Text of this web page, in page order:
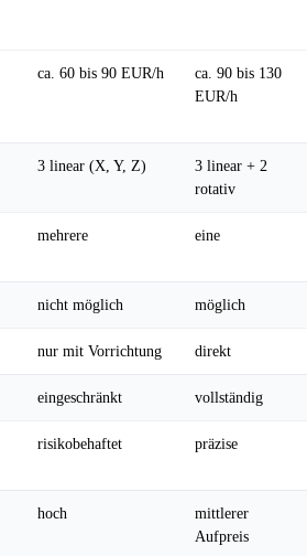
ca. 60 bis 90 EUR/h
ca. 90 bis 130
EUR/h
3 linear (X, Y, Z)
3 linear + 2
rotativ
mehrere eine
nicht möglich möglich
nur mit Vorrichtung direkt
eingeschränkt vollständig
risikobehaftet präzise
hoch
mittlerer
Aufpreis